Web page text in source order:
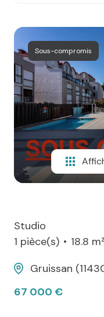
Notre
agence
Contact
Sous-compromis
Studio
1 pièce(s)
18.8 m²
Gruissan
67 000 €